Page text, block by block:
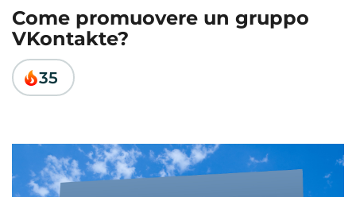
Come promuovere un gruppo
VKontakte?
35